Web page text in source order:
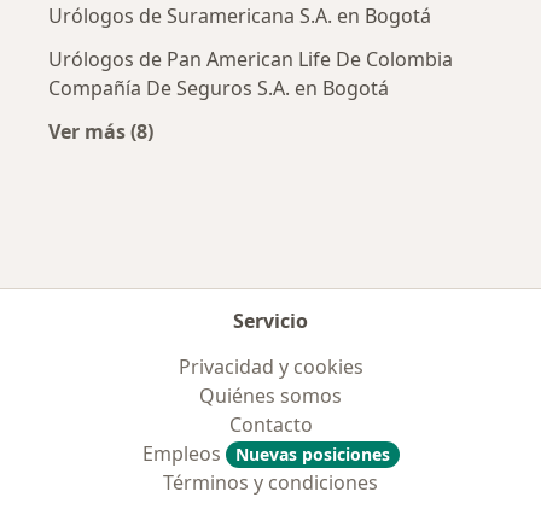
Urólogos de Suramericana S.A. en Bogotá
Urólogos de Pan American Life De Colombia
Compañía De Seguros S.A. en Bogotá
Ver más (8)
Servicio
Privacidad y cookies
Quiénes somos
Contacto
Empleos
Nuevas posiciones
Términos y condiciones